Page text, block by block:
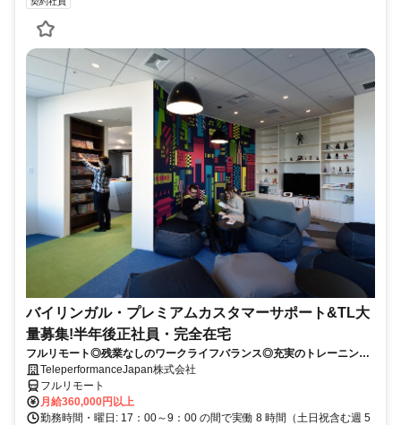
バイリンガル・プレミアムカスタマーサポート&TL大
量募集!半年後正社員・完全在宅
フルリモート◎残業なしのワークライフバランス◎充実のトレーニング
◎語学を活かして将来キャリア有望
TeleperformanceJapan株式会社
フルリモート
月給360,000円以上
勤務時間・曜日: 17：00～9：00 の間で実働 8 時間（土日祝含む週 5